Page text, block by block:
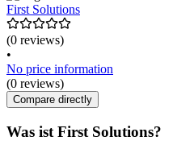
First Solutions
(0 reviews)
•
No price information
(0 reviews)
Compare directly
Was ist First Solutions?